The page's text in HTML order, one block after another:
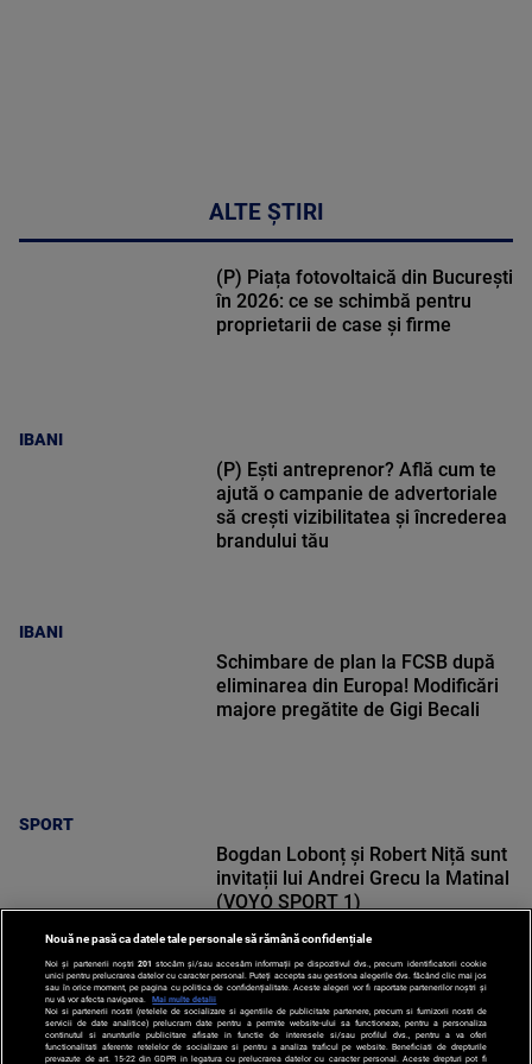
ALTE ȘTIRI
IBANI
(P) Piața fotovoltaică din București
în 2026: ce se schimbă pentru
proprietarii de case și firme
IBANI
(P) Ești antreprenor? Află cum te
ajută o campanie de advertoriale
să crești vizibilitatea și încrederea
brandului tău
SPORT
Schimbare de plan la FCSB după
eliminarea din Europa! Modificări
majore pregătite de Gigi Becali
SPORT
Bogdan Lobonț și Robert Niță sunt
invitații lui Andrei Grecu la Matinal
(VOYO SPORT 1)
Nouă ne pasă ca datele tale personale să rămână confidențiale
Noi și partenerii noștri 201 stocăm și/sau accesăm informații pe dispozitivul dvs., precum identificatorii cookie
unici pentru prelucrarea datelor cu caracter personal. Puteți accepta sau gestiona alegerile dvs. făcând clic mai jos
sau în orice moment, pe pagina cu politica de confidențialitate. Aceste alegeri vor fi raportate partenerilor noștri și
nu vă vor afecta navigarea.
Mai multe detalii
Noi si partenerii nostri (retelele de socializare si agentiile de publicitate partenere, precum si furnizorii nostri de
servicii de date analitice) prelucram date pentru a permite website-ului sa functioneze, pentru a personaliza
continutul si anunturile publicitare afisate in functie de interesele si/sau profilul dvs., pentru a va oferi
functionalitati aferente retelelor de socializare si pentru a analiza traficul pe website. Beneficiati de drepturile
prevazute de art. 15-22 din GDPR in legatura cu prelucrarea datelor cu caracter personal. Aceste drepturi pot fi